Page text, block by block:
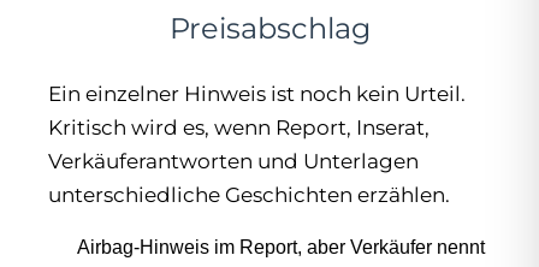
Preisabschlag
Ein einzelner Hinweis ist noch kein Urteil.
Kritisch wird es, wenn Report, Inserat,
Verkäuferantworten und Unterlagen
unterschiedliche Geschichten erzählen.
Airbag-Hinweis im Report, aber Verkäufer nennt